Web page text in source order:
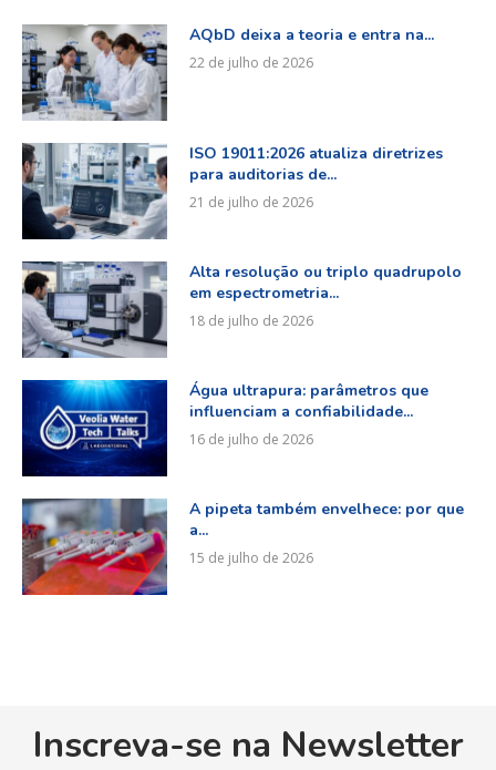
AQbD deixa a teoria e entra na...
22 de julho de 2026
ISO 19011:2026 atualiza diretrizes
para auditorias de...
21 de julho de 2026
Alta resolução ou triplo quadrupolo
em espectrometria...
18 de julho de 2026
Água ultrapura: parâmetros que
influenciam a confiabilidade...
16 de julho de 2026
A pipeta também envelhece: por que
a...
15 de julho de 2026
Inscreva-se na Newsletter